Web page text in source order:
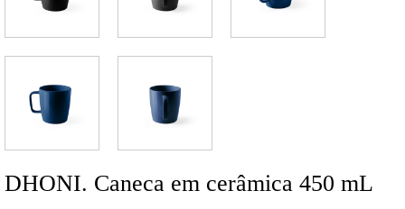
DHONI. Caneca em cerâmica 450 mL